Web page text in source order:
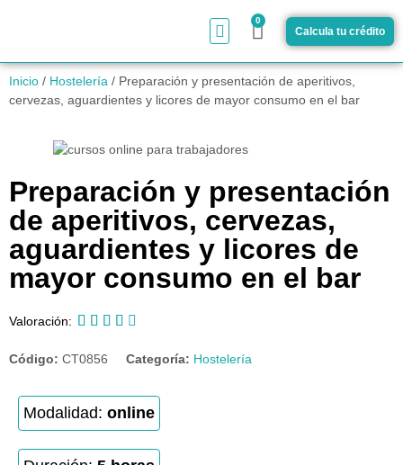
0
Calcula tu crédito
Inicio / Hostelería / Preparación y presentación de aperitivos,
cervezas, aguardientes y licores de mayor consumo en el bar
Preparación y presentación
de aperitivos, cervezas,
aguardientes y licores de
mayor consumo en el bar
Valoración:     
Código: CT0856 Categoría: Hostelería
Modalidad: online